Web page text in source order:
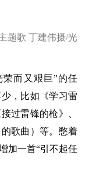
题歌 丁建伟摄/光
而又艰巨”的任
，比如《学习雷
过雷锋的枪》、
歌曲）等。憋着
加一首“引不起任